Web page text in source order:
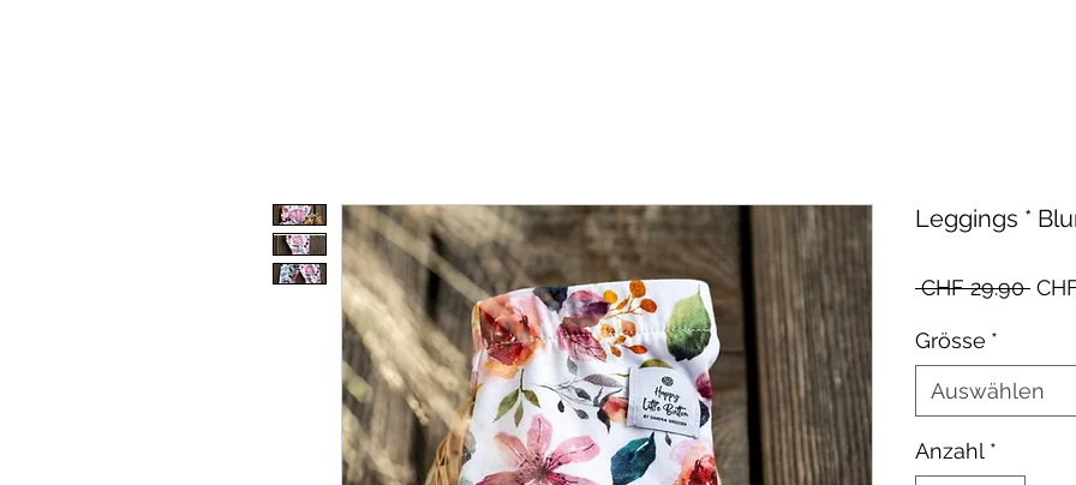
Leggings *
CHF 29.90
Grösse *
Auswählen
Anzahl *